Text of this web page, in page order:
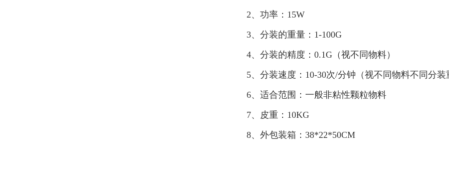
2、功率：15W
3、分装的重量：1-100G
4、分装的精度：0.1G（视不同物料）
5、分装速度：10-30次/分钟（视不同物料不同分装
6、适合范围：一般非粘性颗粒物料
7、皮重：10KG
8、外包装箱：38*22*50CM